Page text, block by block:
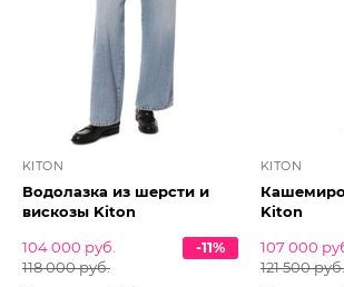
KITON
Водолазка из шерсти и
вискозы Kiton
104 000 руб.
118 000 руб.
-11%
KITON
Kiton
107 000
121 500 руб.